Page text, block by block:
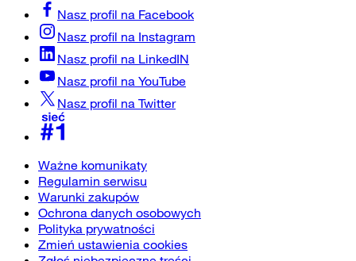
Nasz profil na Facebook
Nasz profil na Instagram
Nasz profil na LinkedIN
Nasz profil na YouTube
Nasz profil na Twitter
Ważne komunikaty
Regulamin serwisu
Warunki zakupów
Ochrona danych osobowych
Polityka prywatności
Zmień ustawienia cookies